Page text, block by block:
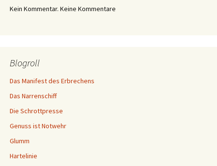
Kein Kommentar. Keine Kommentare
Blogroll
Das Manifest des Erbrechens
Das Narrenschiff
Die Schrottpresse
Genuss ist Notwehr
Glumm
Hartelinie